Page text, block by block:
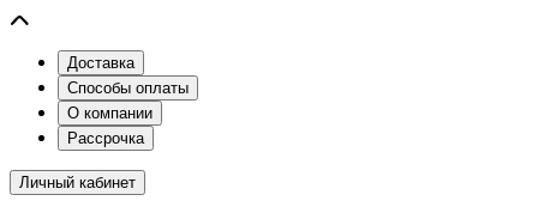
Доставка
Способы оплаты
О компании
Рассрочка
Личный кабинет